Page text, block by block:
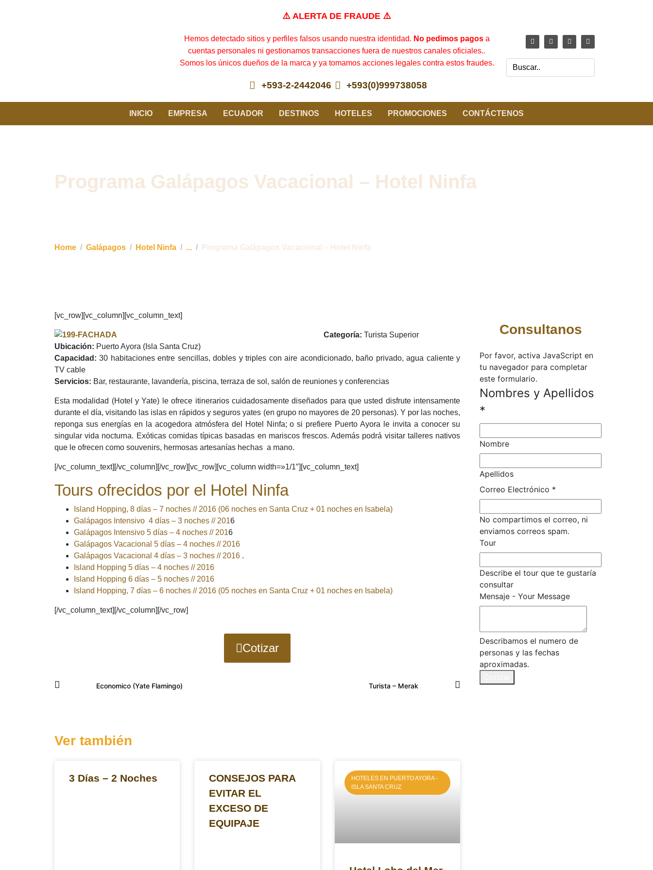
⚠️ ALERTA DE FRAUDE ⚠️
Hemos detectado sitios y perfiles falsos usando nuestra identidad. No pedimos pagosa
cuentas personales ni gestionamos transacciones fuera de nuestros canales oficiales..
Somos los únicos dueños de la marca y ya tomamos acciones legales contra estos fraudes.
+593-2-2442046 +593(0)999738058
INICIO EMPRESA ECUADOR DESTINOS HOTELES PROMOCIONES CONTÁCTENOS
Programa Galápagos Vacacional – Hotel Ninfa
Home Galápagos Hotel Ninfa ... Programa Galápagos Vacacional – Hotel Ninfa
[vc_row][vc_column][vc_column_text]
Categoría: Turista Superior
Ubicación: Puerto Ayora (Isla Santa Cruz)
Capacidad:30 habitaciones entre sencillas, dobles y triples con aire acondicionado, baño privado, agua caliente y
TV cable
Servicios: Bar, restaurante, lavandería, piscina, terraza de sol, salón de reuniones y conferencias
Esta modalidad (Hotel y Yate) le ofrece itinerarios cuidadosamente diseñados para que usted disfrute intensamente
durante el día, visitando las islas en rápidos y seguros yates (en grupo no mayores de 20 personas). Y por las noches,
reponga sus energías en la acogedora atmósfera del Hotel Ninfa; o si prefiere Puerto Ayora le invita a conocer su
singular vida nocturna. Exóticas comidas típicas basadas en mariscos frescos. Además podrá visitar talleres nativos
que le ofrecen como souvenirs, hermosas artesanías hechas a mano.
[/vc_column_text][/vc_column][/vc_row][vc_row][vc_column width=»1/1″][vc_column_text]
Tours ofrecidos por el Hotel Ninfa
Island Hopping, 8 días – 7 noches // 2016 (06 noches en Santa Cruz + 01 noches en Isabela)
Galápagos Intensivo 4 días – 3 noches // 2016
Galápagos Intensivo 5 días – 4 noches // 2016
Galápagos Vacacional 5 días – 4 noches // 2016
Galápagos Vacacional 4 días – 3 noches // 2016 .
Island Hopping 5 días – 4 noches // 2016
Island Hopping 6 días – 5 noches // 2016
Island Hopping, 7 días – 6 noches // 2016 (05 noches en Santa Cruz + 01 noches en Isabela)
[/vc_column_text][/vc_column][/vc_row]
Cotizar
Economico (Yate Flamingo) Turista – Merak
Ver también
3 Días – 2 Noches
CONSEJOS PARA
EVITAR EL
EXCESO DE
EQUIPAJE
HOTELES EN PUERTO AYORA -
ISLA SANTA CRUZ
Consultanos
Por favor, activa JavaScript en
tu navegador para completar
este formulario.
y
Mensaje
Nombres y Apellidos
*
Nombre
Apellidos
Correo Electrónico *
No compartimos el correo, ni
enviamos correos spam.
Tour
Describe el tour que te gustaría
consultar
Mensaje - Your Message
Describamos el numero de
personas y las fechas
aproximadas.
Planifica tus próximas vacaciones
Por favor, activa JavaScript en tu navegador para completar este formulario.
Apellidos
-
Mensaje
Nombres y Apellidos
Correo Electrónico
Describe el tour que te gustaría consultar
Describamos el numero de personas y las fechas aproximadas.